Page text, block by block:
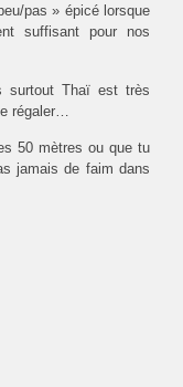
pas » épicé lorsque
suffisant pour nos
surtout Thaï est très
régaler…
50 mètres ou que tu
jamais de faim dans